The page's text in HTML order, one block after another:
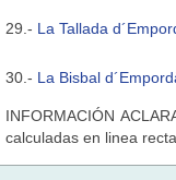
29.- La Tallada
30.- La Bisbal
INFORMACIÓN
calculadas en linea recta.